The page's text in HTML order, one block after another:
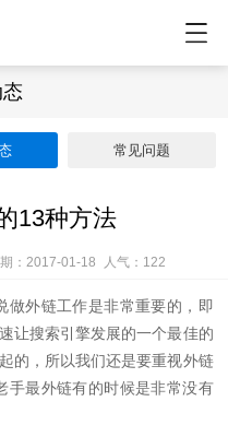
常见问题
13种方法
：2017-01-18 人气： 122
外链工作是非常重要的，即
让搜索引擎发展的一个最佳的
的，所以我们还是要重视外链
手最外链有的时候是非常没有